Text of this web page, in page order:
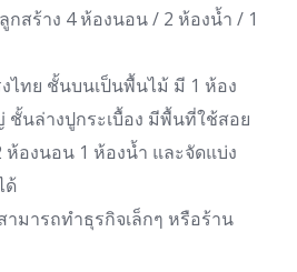
กสร้าง 4 ห้องนอน / 2 ห้องน้ำ / 1
ไทย ชั้นบนเป็นพื้นไม้ มี 1 ห้อง
นล่างปูกระเบื้อง มีพื้นที่ใช้สอย
ห้องนอน 1 ห้องน้ำ และจัดแบ่ง
ด้
ามารถทำธุรกิจเล็กๆ หรือร้าน